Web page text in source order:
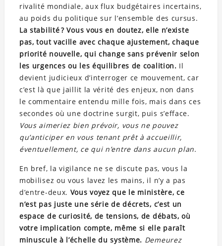
rivalité mondiale, aux flux budgétaires incertains,
au poids du politique sur l’ensemble des cursus.
La stabilité ? Vous vous en doutez, elle n’existe
pas, tout vacille avec chaque ajustement, chaque
priorité nouvelle, qui change sans prévenir selon
les urgences ou les équilibres de coalition. Il
devient judicieux d’interroger ce mouvement, car
c’est là que jaillit la vérité des enjeux, non dans
le commentaire entendu mille fois, mais dans ces
secondes où une doctrine surgit, puis s’efface.
Vous aimeriez bien prévoir, vous ne pouvez
qu’anticiper en vous tenant prêt à accueillir,
éventuellement, ce qui n’entre dans aucun plan.
En bref, la vigilance ne se discute pas, vous la
mobilisez ou vous lavez les mains, il n’y a pas
d’entre-deux. Vous voyez que le ministère, ce
n’est pas juste une série de décrets, c’est un
espace de curiosité, de tensions, de débats, où
votre implication compte, même si elle paraît
minuscule à l’échelle du système. Demeurez